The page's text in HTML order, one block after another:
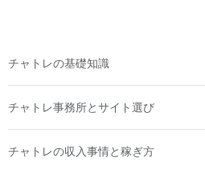
チャトレの基礎知識
チャトレ事務所とサイト選び
チャトレの収入事情と稼ぎ方